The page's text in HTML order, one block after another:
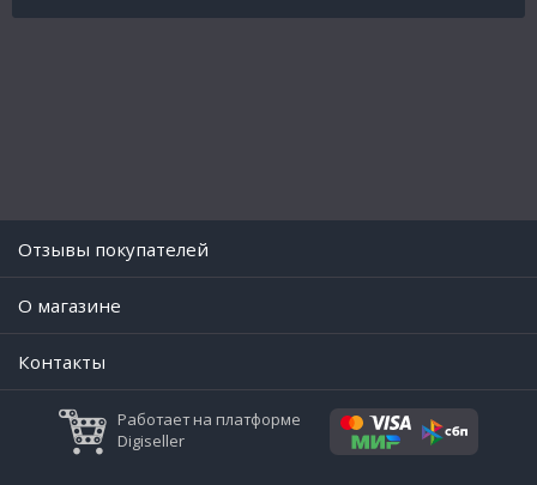
Отзывы покупателей
O магазине
Контакты
Работает на платформе
Digiseller